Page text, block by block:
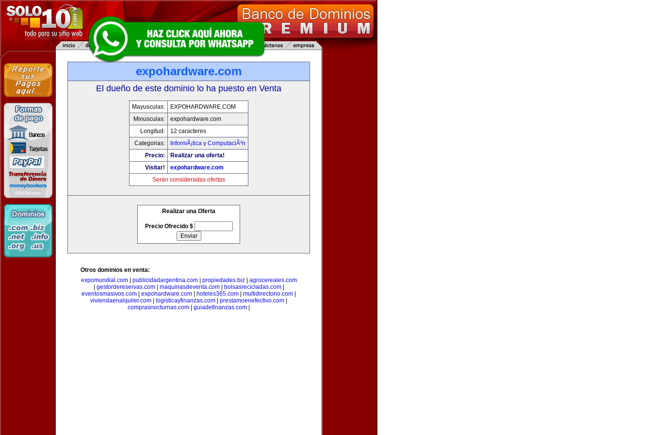
expohardware.com
El dueño de este dominio lo ha puesto en Venta
Mayusculas:
EXPOHARDWARE.COM
Minusculas:
expohardware.com
Longitud:
12 caracteres
Categorias:
InformÃ¡tica y ComputaciÃ³n
Precio:
Realizar una oferta!
Visitar!
expohardware.com
Serán consideradas ofertas
Realizar una Oferta
Precio Ofrecido $
Otros dominios en venta:
expomundial.com| publicidadargentina.com| propiedades.biz| agrocereales.com
gestordereservas.com| maquinasdeventa.com| bolsasrecicladas.com|
eventosmasivos.com
expohardware.com hoteles365.com multidirectorio.com
viviendaenalquiler.com
logisticayfinanzas.com prestamoenefectivo.com
comprasnocturnas.com
guiadefinanzas.com